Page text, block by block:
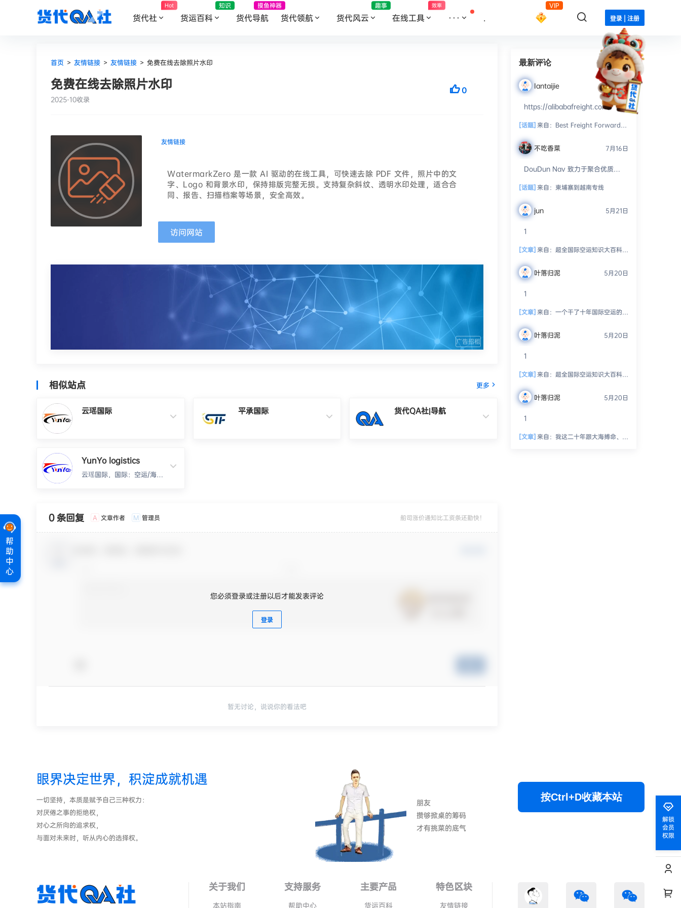
帮
助
中
心
VIP
登录 | 注册
货代社
Hot
货运百科
知识
货代导航
摸鱼神器
货代领航 货代风云
趣事
在线工具
效率
··· .
首页 > 友情链接 > 友情链接 > 免费在线去除照片水印
免费在线去除照片水印
2025-10收录
0
友情链接
WatermarkZero 是一款 AI 驱动的在线工具，可快速去除 PDF 文件，照片中的文
字、Logo 和背景水印，保持排版完整无损。支持复杂斜纹、透明水印处理，适合合
同、报告、扫描档案等场景，安全高效。
访问网站
广告招租
相似站点 更多
云瑶国际 平承国际 货代QA社|导航
YunYo logistics
云瑶国际，国际：空运/海
0 条回复 A 文章作者 M 管理员 船司涨价通知比工资条还勤快！
您必须登录或注册以后才能发表评论
登录
暂无讨论，说说你的看法吧
最新评论
Iantaijie 7月28日
https://alibabafreight.com/
[话题]来自： Best Freight Forwarder and Customs Broker
不吃香菜 7月16日
DouDun Nav 致力于聚合优质的
投稿通道，并通过人工审核进行精
[话题]来自： 柬埔寨到越南专线 ​
jun 5月21日
1
[文章]来自： 超全国际空运知识大百科：从入门到精通，玩转空中物流！
叶落归泥 5月20日
1
[文章]来自： 一个干了十年国际空运的老货代，跟你絮叨絮叨这一路的坑坑洼洼、人情冷暖、半夜惊醒的冷汗和偶尔尝到的那点甜头
叶落归泥 5月20日
1
[文章]来自： 超全国际空运知识大百科：从入门到精通，玩转空中物流！
叶落归泥 5月20日
1
[文章]来自： 我这二十年跟大海搏命、跟人精斗法、跟老天爷抢饭吃的海运生涯
解锁
会员
权限
眼界决定世界，积淀成就机遇
一切坚持，本质是赋予自己三种权力：
对厌倦之事的拒绝权，
对心之所向的追求权，
与面对未来时，听从内心的选择权。
按Ctrl+D收藏本站
朋友
攒够掀桌的筹码
才有挑菜的底气
关于我们
本站指南
支持服务
帮助中心
主要产品
货运百科
特色区块
友情链接